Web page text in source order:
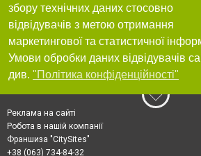
збору технічних даних стосовно
відвідувачів з метою отримання
маркетингової та статистичної
Умови обробки даних відвідувачів
див. "Політика конфіденційності"
Реклама на сайті
Робота в нашій компанії
Франшиза "CitySites"
+38 (063) 734-84-32